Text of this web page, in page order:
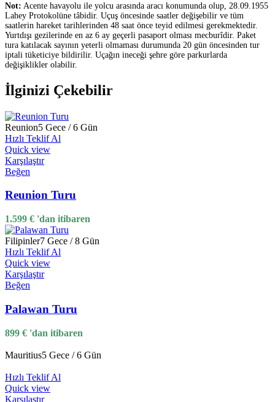
Not: Acente havayolu ile yolcu arasında aracı konumunda olup, 28.09.1955
Lahey Protokolüne tâbidir. Uçuş öncesinde saatler değişebilir ve tüm
saatlerin hareket tarihlerinden 48 saat önce teyid edilmesi gerekmektedir.
Yurtdışı gezilerinde en az 6 ay geçerli pasaport olması mecburîdir. Paket
tura katılacak sayının yeterli olmaması durumunda 20 gün öncesinden tur
iptali tüketiciye bildirilir. Uçağın ineceği şehre göre parkurlarda
değişiklikler olabilir.
İlginizi Çekebilir
Reunion5 Gece / 6 Gün
Hızlı Teklif Al
Quick view
Karşılaştır
Beğen
Reunion Turu
1.599 € 'dan itibaren
Filipinler7 Gece / 8 Gün
Hızlı Teklif Al
Quick view
Karşılaştır
Beğen
Palawan Turu
899 € 'dan itibaren
Mauritius5 Gece / 6 Gün
Hızlı Teklif Al
Quick view
Karşılaştır